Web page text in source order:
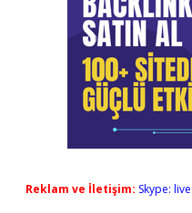
Reklam ve İletişim: Skype: